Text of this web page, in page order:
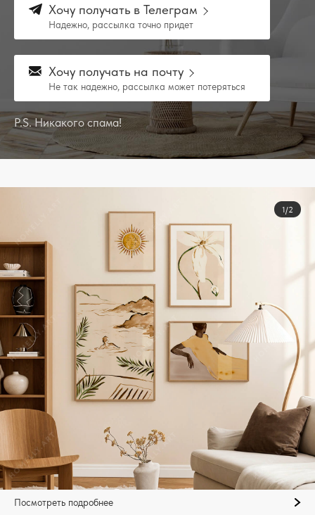
Хочу получать в Телеграм
Надежно, рассылка точно придет
Хочу получать на почту
Не так надежно, рассылка может потеряться
P.S. Никакого спама!
1/2
Посмотреть подробнее